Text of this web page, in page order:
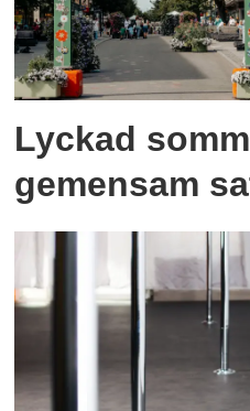
Lyckad
gemensam